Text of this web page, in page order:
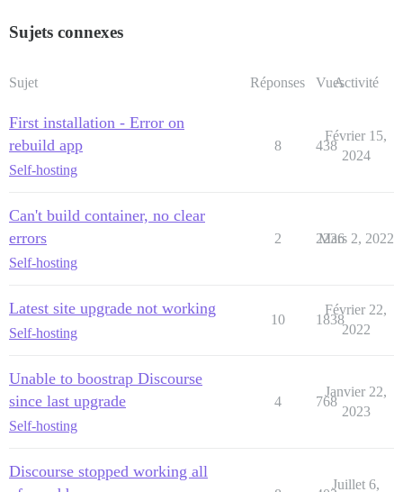
Sujets connexes
Sujet Réponses VuesActivité
First installation - Error on
rebuild app
Self-hosting
8 438
Février 15,
2024
Can't build container, no clear
errors
Self-hosting
2 2236
Mars 2, 2022
Latest site upgrade not working
Self-hosting
10 1838
Février 22,
2022
Unable to boostrap Discourse
since last upgrade
Self-hosting
4 768
Janvier 22,
2023
Discourse stopped working all
Juillet 6,